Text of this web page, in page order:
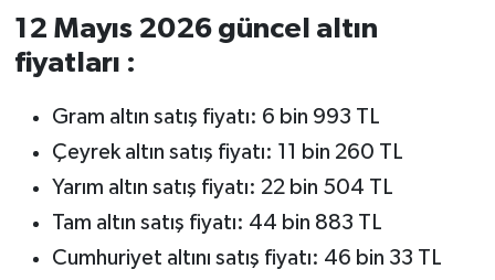
12 Mayıs 2026 güncel altın
fiyatları :
Gram altın satış fiyatı: 6 bin 993 TL
Çeyrek altın satış fiyatı: 11 bin 260 TL
Yarım altın satış fiyatı: 22 bin 504 TL
Tam altın satış fiyatı: 44 bin 883 TL
Cumhuriyet altını satış fiyatı: 46 bin 33 TL